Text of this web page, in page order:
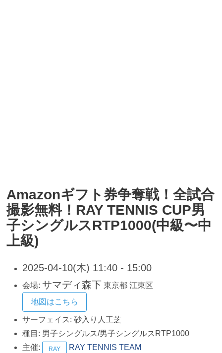
Amazonギフト券争奪戦！全試合
撮影無料！RAY TENNIS CUP男
子シングルスRTP1000(中級〜中
上級)
2025-04-10(木) 11:40 - 15:00
会場: サマディ森下 東京都 江東区
地図はこちら
サーフェイス: 砂入り人工芝
種目: 男子シングルス/男子シングルスRTP1000
主催:
RAY
RAY TENNIS TEAM